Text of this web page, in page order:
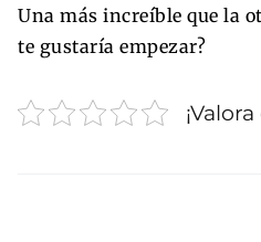
Una más increíble que la
te gustaría empezar?